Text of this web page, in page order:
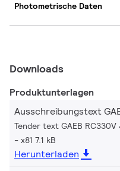
Photometrische Daten
Downloads
Produktunterlagen
Ausschreibungstext
Tender text GAEB RC330V
x81 7.1 kB
Herunterladen